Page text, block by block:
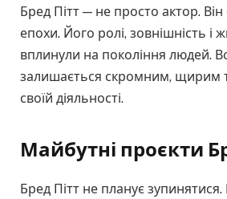
Бред Пітт — не просто актор.
епохи. Його ролі, зовнішність і
вплинули на покоління людей.
залишається скромним, щирим
своїй діяльності.
Майбутні проєкти
Бред Пітт не планує